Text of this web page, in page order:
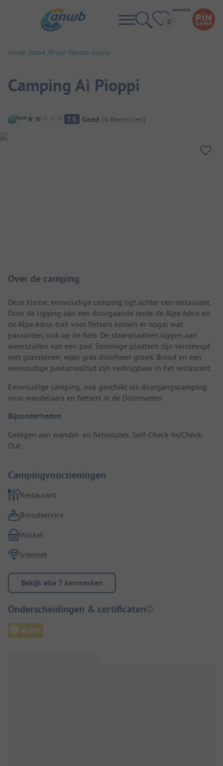
Home Italië Friuli-Veneto-Giulia
Camping Ai Pioppi
Camping overzicht
7.5 Goed (4 Recensies)
Over de camping
Deze kleine, eenvoudige camping ligt achter een restaurant.
Door de ligging aan een doorgaande route de Alpe Adria en
de Alpe Adria-trail voor fietsers komen er nogal wat
passanten, ook op de fiets. De staanplaatsen liggen aan
weerszijden van een pad. Sommige plaatsen zijn verstevigd
met grasstenen, waar gras doorheen groeit. Brood en een
eenvoudige pastamaaltijd zijn verkrijgbaar in het restaurant.
Eenvoudige camping, ook geschikt als doorgangscamping
voor wandelaars en fietsers in de Dolomieten.
Bijzonderheden
Gelegen aan wandel- en fietsroutes. Self-Check-In/Check-
Out.
Campingvoorzieningen
Restaurant
Broodservice
Winkel
Internet
Bekijk alle 7 kenmerken
Onderscheidingen & certificaten